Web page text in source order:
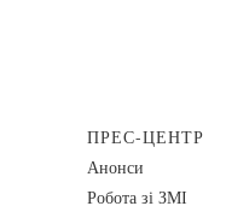
ПРЕС-ЦЕНТР
Анонси
Робота зі ЗМІ